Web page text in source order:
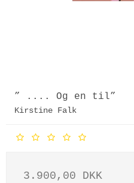
” .... Og en til”
Kirstine Falk
3.900,00 DKK